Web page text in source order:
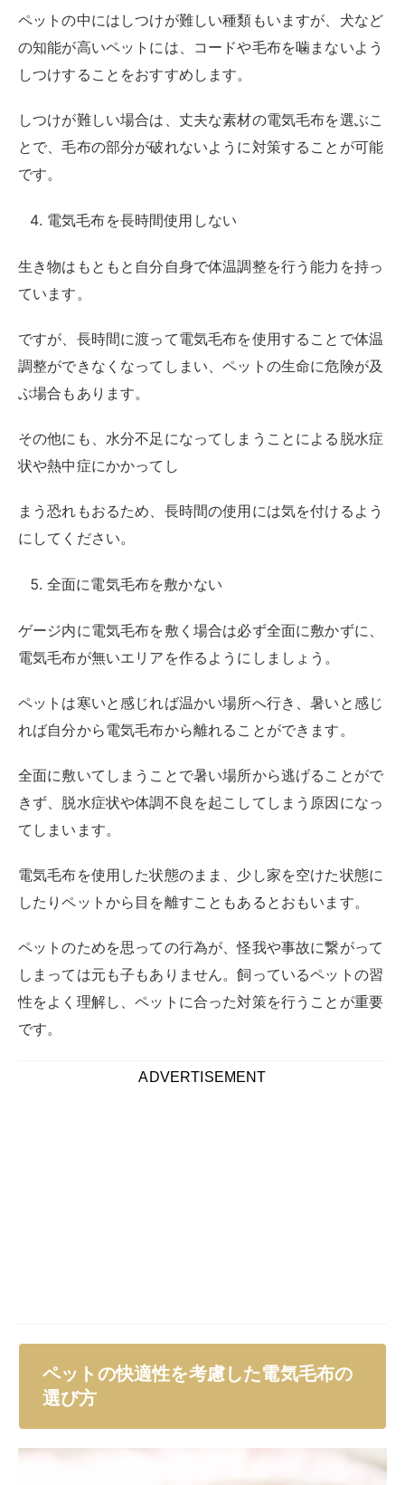
ペットの中にはしつけが難しい種類もいますが、犬など
の知能が高いペットには、コードや毛布を噛まないよう
しつけすることをおすすめします。
しつけが難しい場合は、丈夫な素材の電気毛布を選ぶこ
とで、毛布の部分が破れないように対策することが可能
です。
電気毛布を長時間使用しない
生き物はもともと自分自身で体温調整を行う能力を持っ
ています。
ですが、長時間に渡って電気毛布を使用することで体温
調整ができなくなってしまい、ペットの生命に危険が及
ぶ場合もあります。
その他にも、水分不足になってしまうことによる脱水症
状や熱中症にかかってし
まう恐れもおるため、長時間の使用には気を付けるよう
にしてください。
全面に電気毛布を敷かない
ゲージ内に電気毛布を敷く場合は必ず全面に敷かずに、
電気毛布が無いエリアを作るようにしましょう。
ペットは寒いと感じれば温かい場所へ行き、暑いと感じ
れば自分から電気毛布から離れることができます。
全面に敷いてしまうことで暑い場所から逃げることがで
きず、脱水症状や体調不良を起こしてしまう原因になっ
てしまいます。
電気毛布を使用した状態のまま、少し家を空けた状態に
したりペットから目を離すこともあるとおもいます。
ペットのためを思っての行為が、怪我や事故に繋がって
しまっては元も子もありません。飼っているペットの習
性をよく理解し、ペットに合った対策を行うことが重要
です。
ADVERTISEMENT
ペットの快適性を考慮した電気毛布の
選び方